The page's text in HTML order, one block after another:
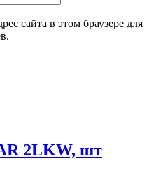
сайта в этом браузере для
2LKW, шт